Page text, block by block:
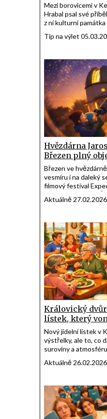
Mezi borovicemi v
Hrabal psal své
z ní kulturní
literárního světa.
Tip na výlet
Hvězdárna
Březen plný
Březen ve
vesmíru i na daleký
filmový festival
planetárií. Na své si
Aktuálně 27.02.2026
Královický
lístek, který
Nový jídelní lístek v
výstřelky, ale to, co
suroviny a
procházkou mezi
Aktuálně 26.02.2026